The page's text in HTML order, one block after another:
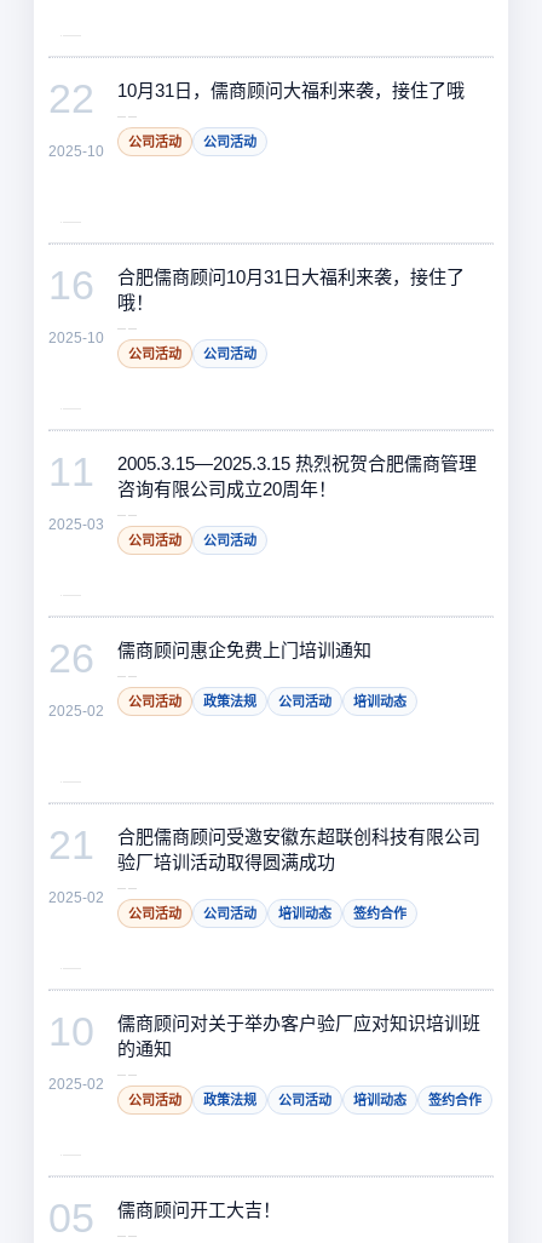
22
2025-10
10月31日，儒商顾问大福利来袭，接住了哦
公司活动 公司活动
16
2025-10
合肥儒商顾问10月31日大福利来袭，接住了
哦！
公司活动 公司活动
11
2025-03
2005.3.15—2025.3.15 热烈祝贺合肥儒商管理
咨询有限公司成立20周年！
公司活动 公司活动
26
2025-02
儒商顾问惠企免费上门培训通知
公司活动 政策法规 公司活动 培训动态
21
2025-02
合肥儒商顾问受邀安徽东超联创科技有限公司
验厂培训活动取得圆满成功
公司活动 公司活动 培训动态 签约合作
10
2025-02
儒商顾问对关于举办客户验厂应对知识培训班
的通知
公司活动 政策法规 公司活动 培训动态 签约合作
05 儒商顾问开工大吉！